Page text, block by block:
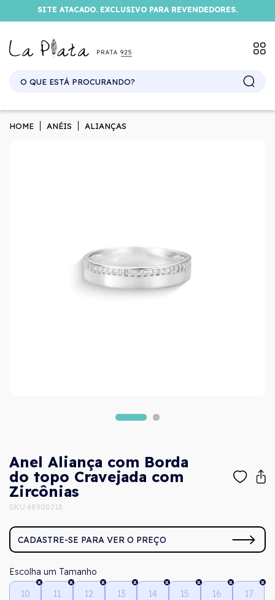
SITE ATACADO. EXCLUSIVO PARA REVENDEDORES.
HOME ANÉIS ALIANÇAS
Anel Aliança com Borda
do topo Cravejada com
Zircônias
SKU 48900218
CADASTRE-SE PARA VER O PREÇO
Tamanho
10
11 12 13 14 15 16 17